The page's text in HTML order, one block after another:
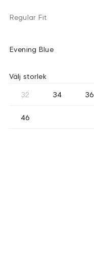
Regular Fit
Evening Blue
Välj storlek
32 34 36
46